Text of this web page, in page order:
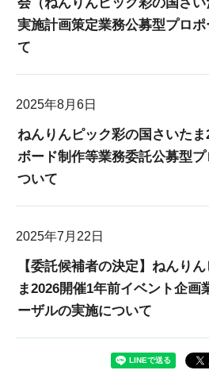
実施計画策定業務公募型プロ
て
2025年8月6日
ねんりんピック彩の国さいた
ボード制作等業務委託公募型
ついて
2025年7月22日
【委託候補者の決定】ねんり
ま2026開催1年前イベント企画
ーザルの実施について